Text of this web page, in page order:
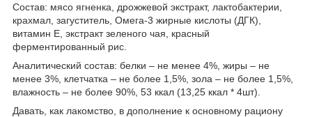
Состав: мясо ягненка, дрожжевой экстракт, лактобактерии,
крахмал, загуститель, Омега-3 жирные кислоты (ДГК),
витамин Е, экстракт зеленого чая, красный
ферментированный рис.
Аналитический состав: белки – не менее 4%, жиры – не
менее 3%, клетчатка – не более 1,5%, зола – не более 1,5%,
влажность – не более 90%, 53 ккал (13,25 ккал * 4шт).
Давать, как лакомство, в дополнение к основному рациону